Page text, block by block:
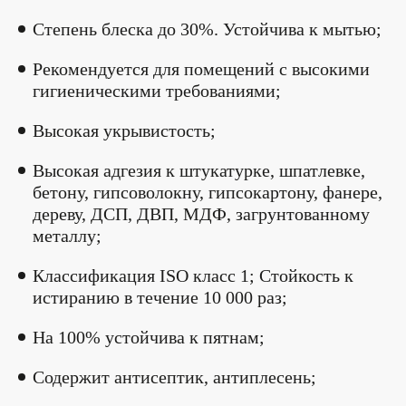
Степень блеска до 30%. Устойчива к мытью;
Рекомендуется для помещений с высокими
гигиеническими требованиями;
Высокая укрывистость;
Высокая адгезия к штукатурке, шпатлевке,
бетону, гипсоволокну, гипсокартону, фанере,
дереву, ДСП, ДВП, МДФ, загрунтованному
металлу;
Классификация ISO класс 1; Стойкость к
истиранию в течение 10 000 раз;
На 100% устойчива к пятнам;
Содержит антисептик, антиплесень;